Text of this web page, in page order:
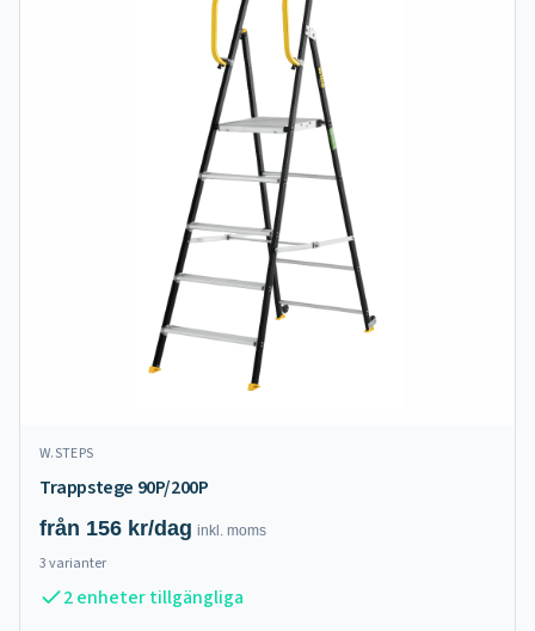
W.STEPS
Trappstege 90P/200P
från 156 kr/dag inkl. moms
3varianter
2 enheter tillgängliga